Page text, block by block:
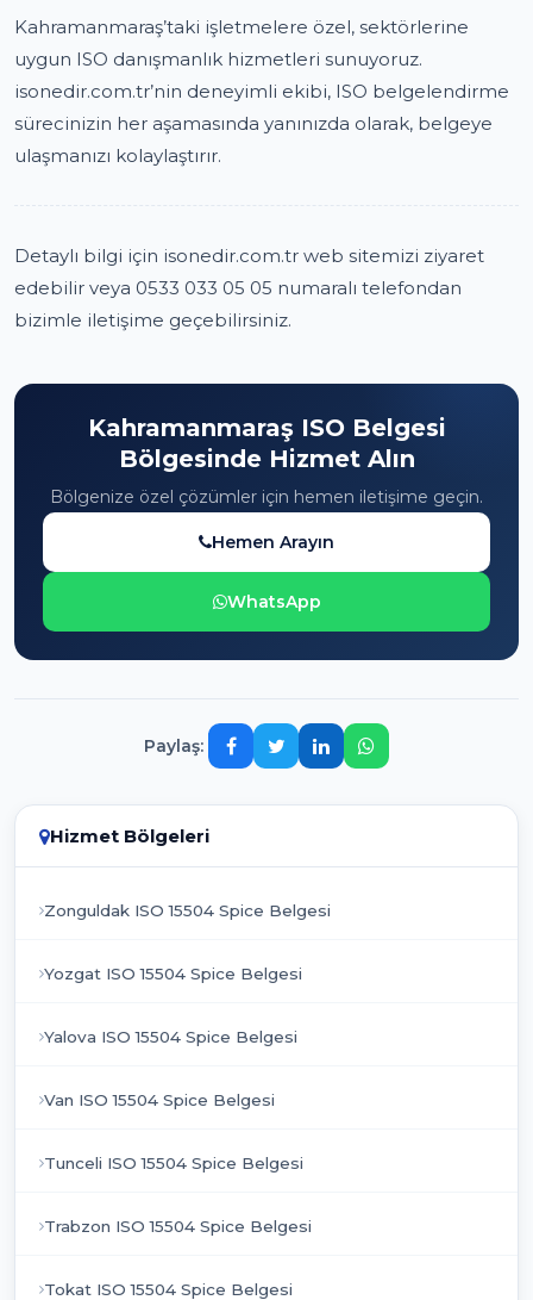
Kahramanmaraş’taki işletmelere özel, sektörlerine
uygun ISO danışmanlık hizmetleri sunuyoruz.
isonedir.com.tr’nin deneyimli ekibi, ISO belgelendirme
sürecinizin her aşamasında yanınızda olarak, belgeye
ulaşmanızı kolaylaştırır.
Detaylı bilgi için isonedir.com.tr web sitemizi ziyaret
edebilir veya 0533 033 05 05 numaralı telefondan
bizimle iletişime geçebilirsiniz.
Kahramanmaraş ISO Belgesi
Bölgesinde Hizmet Alın
Bölgenize özel çözümler için hemen iletişime geçin.
Hemen Arayın
WhatsApp
Paylaş:
Hizmet Bölgeleri
Zonguldak ISO 15504 Spice Belgesi
Yozgat ISO 15504 Spice Belgesi
Yalova ISO 15504 Spice Belgesi
Van ISO 15504 Spice Belgesi
Tunceli ISO 15504 Spice Belgesi
Trabzon ISO 15504 Spice Belgesi
Tokat ISO 15504 Spice Belgesi